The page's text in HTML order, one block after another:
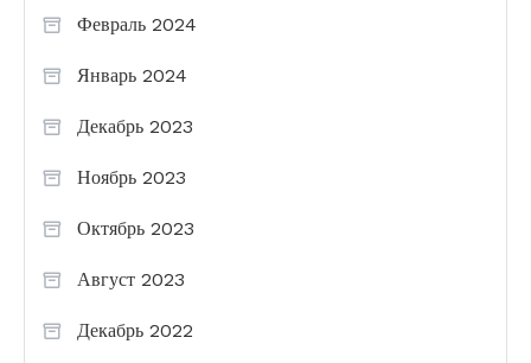
Февраль 2024
Январь 2024
Декабрь 2023
Ноябрь 2023
Октябрь 2023
Август 2023
Декабрь 2022